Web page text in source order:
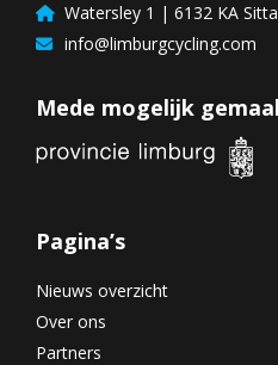
Watersley 1 | 6132 KA
info@limburgcycling.com
Mede mogelijk
Pagina’s
Nieuws overzicht
Over ons
Partners